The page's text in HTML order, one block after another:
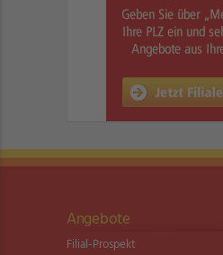
Angebote
Filial-Prospekt